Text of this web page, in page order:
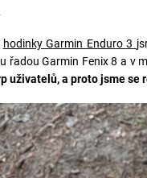
hodinky Garmin Enduro 3
řadou Garmin Fenix 8 a v
uživatelů, a proto jsme se